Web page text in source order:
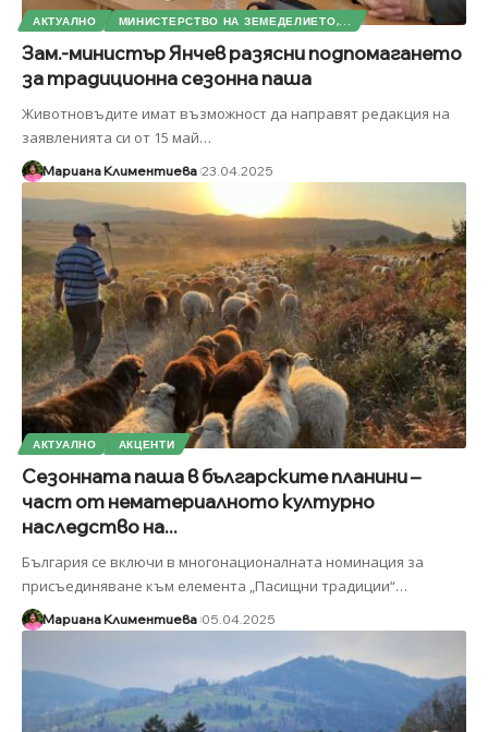
АКТУАЛНО МИНИСТЕРСТВО НА ЗЕМЕДЕЛИЕТО,...
Зам.-министър Янчев разясни подпомагането
за традиционна сезонна паша
Животновъдите имат възможност да направят редакция на
заявленията си от 15 май…
Мариана Климентиева 23.04.2025
АКТУАЛНО АКЦЕНТИ
Сезонната паша в българските планини –
част от нематериалното културно
наследство на...
България се включи в многонационалната номинация за
присъединяване към елемента „Пасищни традиции“…
Мариана Климентиева 05.04.2025